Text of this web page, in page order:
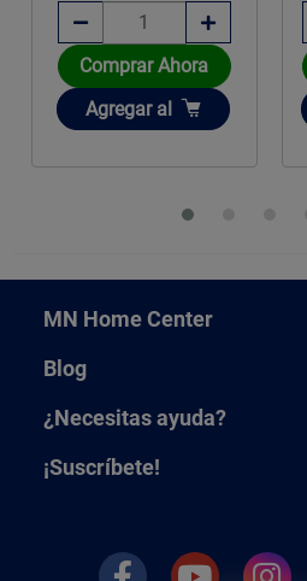
Comprar Ahora
Añadir
Agregar al
MN Home Center
Blog
¿Necesitas ayuda?
¡Suscríbete!